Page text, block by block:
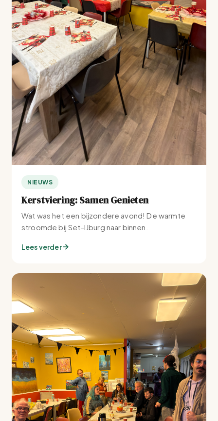
NIEUWS
Kerstviering: Samen Genieten
Wat was het een bijzondere avond! De warmte
stroomde bij Set-IJburg naar binnen.
Lees verder